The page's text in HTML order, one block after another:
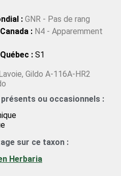
: GNR - Pas de rang
: N4 - Apparemment
: S1
Gildo A-116A-HR2
ou occasionnels :
sur ce taxon :
Herbaria